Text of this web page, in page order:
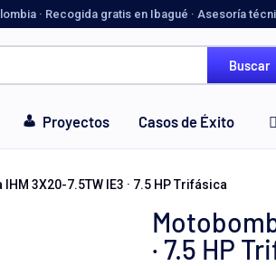
· Recogida gratis en Ibagué · Asesoría
Buscar
Proyectos Casos de Éxito
3X20-7.5TW IE3 · 7.5 HP Trifásica
· 7.5 HP